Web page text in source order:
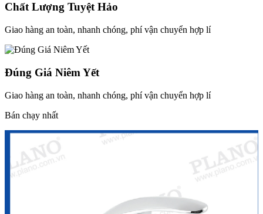
Chất Lượng Tuyệt Hảo
Giao hàng an toàn, nhanh chóng, phí vận chuyển hợp lí
Đúng Giá Niêm Yết
Giao hàng an toàn, nhanh chóng, phí vận chuyển hợp lí
Bán chạy nhất